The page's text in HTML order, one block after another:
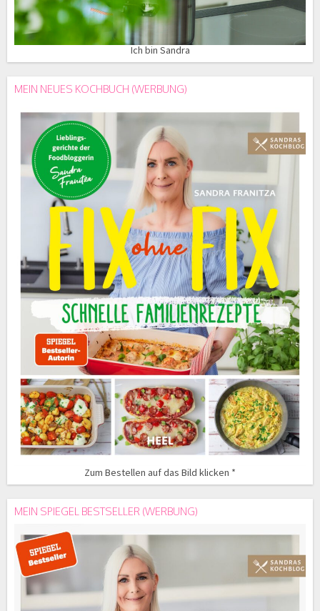
Ich bin Sandra
MEIN NEUES KOCHBUCH (WERBUNG)
Zum Bestellen auf das Bild klicken *
MEIN SPIEGEL BESTSELLER (WERBUNG)